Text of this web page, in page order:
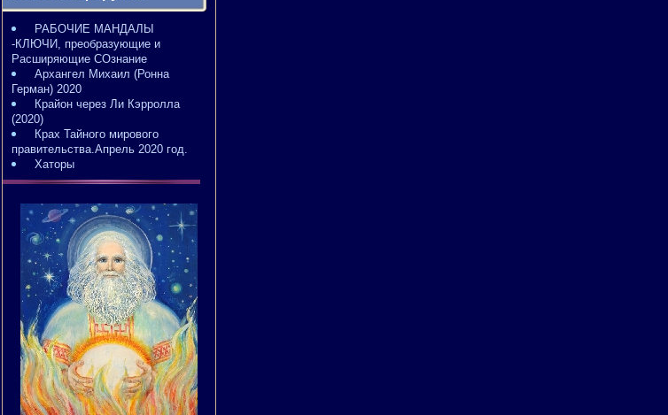
РАБОЧИЕ МАНДАЛЫ
-КЛЮЧИ, преобразующие и
Расширяющие СОзнание
Архангел Михаил (Ронна
Герман) 2020
Крайон через Ли Кэрролла
(2020)
Крах Тайного мирового
правительства.Апрель 2020 год.
Хаторы